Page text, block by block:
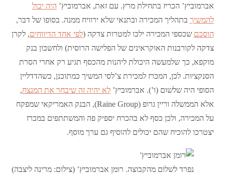
אברמוביץ’ הכריז בתחילת מרץ. עם זאת, אברמוביץ’ היה יכול
להמשיך בתהליך המכירה ובתנאי שלא ירוויח ממנה. בסופו של דבר,
הוסכם שכספי המכירה ילכו למטרות צדקה (לפי אחד הדיווחים, לקרן
צדקה לקורבנות האוקראינים של הפלישה הרוסית) ולחשבון בנק
מוקפא, כך שלמעשה היכולת ליהנות מהכסף תגיע רק אחרי הסרת
הסנקציות. לכן, המכרז למכירת צ’לסי המשיך כמתוכנן, כשהדדליין
הסופי היה שלשום (ו’). אברמוביץ’לא יהיה זה שיבחר את המנצח,
אלא הממשלה וריין גרופ (Raine Group), הבנק האמריקאי שמפקח
על המכירה, ולכן כסף לא בהכרח יספיק פה והמשתתפים במכרז
יצטרכו להוכיח שהם יכולים להוסיף גם ערך מוסף.
נפרד לשלום מהקבוצה. רומן אברמוביץ’ (צילום: מרינה ליצבה)